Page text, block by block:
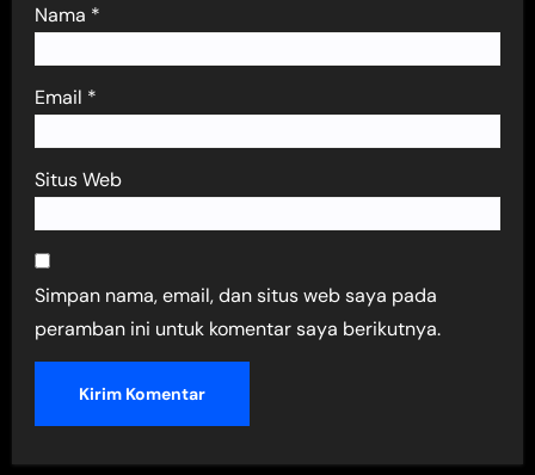
Nama *
Email *
Situs Web
Simpan nama, email, dan situs web saya pada
peramban ini untuk komentar saya berikutnya.